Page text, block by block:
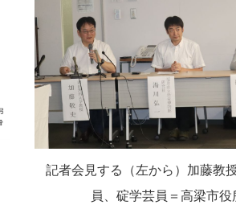
記者会見する（左から）加藤教
員、碇学芸員＝高梁市役